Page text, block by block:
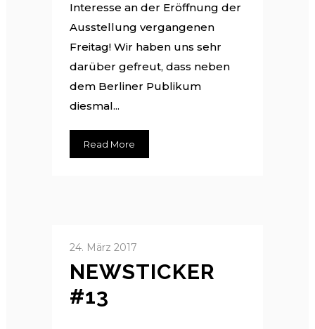
Interesse an der Eröffnung der
Ausstellung vergangenen
Freitag! Wir haben uns sehr
darüber gefreut, dass neben
dem Berliner Publikum
diesmal...
Read More
24. März 2017
NEWSTICKER
#13